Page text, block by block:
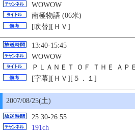
WOWOW
南極物語 (06米)
[吹替][ＨＶ]
13:40-15:45
WOWOW
ＰＬＡＮＥＴ ＯＦ ＴＨＥ ＡＰ
[字幕][ＨＶ][５．１]
2007/08/25(土)
25:30-26:55
191ch